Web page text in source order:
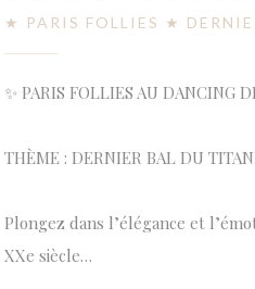
★ PARIS FOLLIES ★
✨ PARIS FOLLIES AU DANCING
THÈME : DERNIER BAL DU
Plongez dans l’élégance et
XXe siècle…